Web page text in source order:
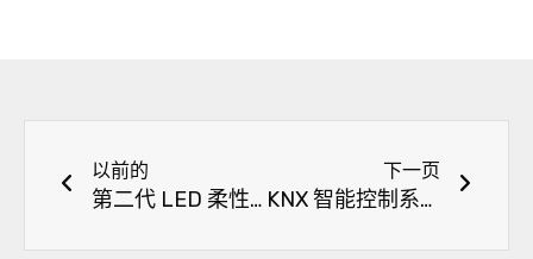
以前的
第二代 LED 柔性霓虹灯指南
下一页
KNX 智能控制系统指南